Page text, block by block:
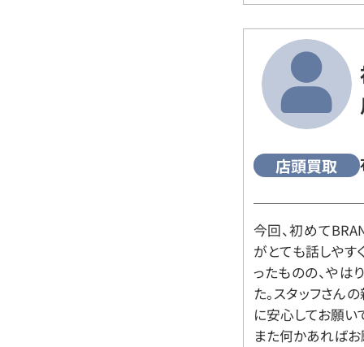
店頭買取
今回、初めて
がとても話しやす
ったものの、やは
た。スタッフさん
に安心してお願い
また何かあればお